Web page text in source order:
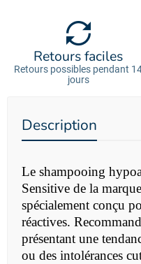
Retours faciles
Retours possibles pendant
jours
Description
Le shampooing
Sensitive de la
spécialement conçu
réactives.
présentant une
ou des intolérances